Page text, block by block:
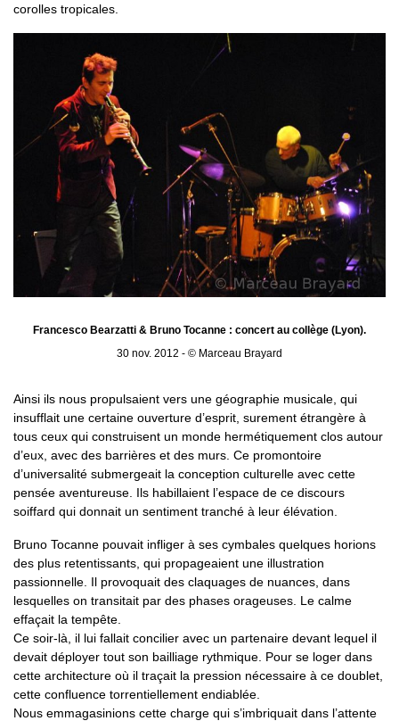
corolles tropicales.
Francesco Bearzatti & Bruno Tocanne : concert au collège (Lyon).
30 nov. 2012 - © Marceau Brayard
Ainsi ils nous propulsaient vers une géographie musicale, qui
insufflait une certaine ouverture d’esprit, surement étrangère à
tous ceux qui construisent un monde hermétiquement clos autour
d’eux, avec des barrières et des murs. Ce promontoire
d’universalité submergeait la conception culturelle avec cette
pensée aventureuse. Ils habillaient l’espace de ce discours
soiffard qui donnait un sentiment tranché à leur élévation.
Bruno Tocanne pouvait infliger à ses cymbales quelques horions
des plus retentissants, qui propageaient une illustration
passionnelle. Il provoquait des claquages de nuances, dans
lesquelles on transitait par des phases orageuses. Le calme
effaçait la tempête.
Ce soir-là, il lui fallait concilier avec un partenaire devant lequel il
devait déployer tout son bailliage rythmique. Pour se loger dans
cette architecture où il traçait la pression nécessaire à ce doublet,
cette confluence torrentiellement endiablée.
Nous emmagasinions cette charge qui s’imbriquait dans l’attente